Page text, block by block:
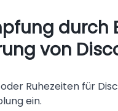
durch
von
Ruhezeiten für
ein.